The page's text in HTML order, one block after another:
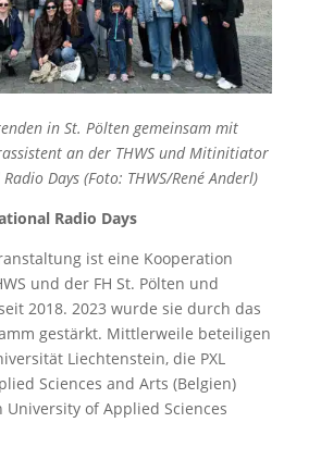
in St. Pölten gemeinsam mit
an der THWS und Mitinitiator
Days (Foto: THWS/René Anderl)
Radio Days
ist eine Kooperation
und der FH St. Pölten und
2018. 2023 wurde sie durch das
gestärkt. Mittlerweile beteiligen
Liechtenstein, die PXL
Sciences and Arts (Belgien)
University of Applied Sciences